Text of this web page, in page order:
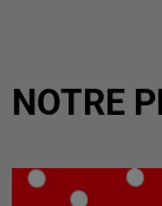
NOTRE